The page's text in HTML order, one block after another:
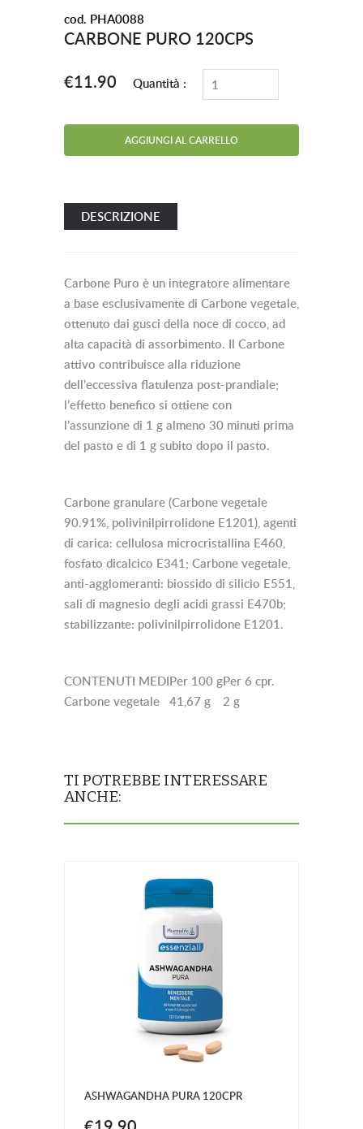
cod. PHA0088
CARBONE PURO 120CPS
€11.90
Quantità :
DESCRIZIONE
Carbone Puro è un integratore alimentare
a base esclusivamente di Carbone vegetale,
ottenuto dai gusci della noce di cocco, ad
alta capacità di assorbimento. Il Carbone
attivo contribuisce alla riduzione
dell’eccessiva flatulenza post-prandiale;
l’effetto benefico si ottiene con
l’assunzione di 1 g almeno 30 minuti prima
del pasto e di 1 g subito dopo il pasto.
Carbone granulare (Carbone vegetale
90.91%, polivinilpirrolidone E1201), agenti
di carica: cellulosa microcristallina E460,
fosfato dicalcico E341; Carbone vegetale,
anti-agglomeranti: biossido di silicio E551,
sali di magnesio degli acidi grassi E470b;
stabilizzante: polivinilpirrolidone E1201.
CONTENUTI MEDIPer 100 gPer 6 cpr.
Carbone vegetale 41,67 g 2 g
TI POTREBBE INTERESSARE
ANCHE:
ASHWAGANDHA PURA 120CPR